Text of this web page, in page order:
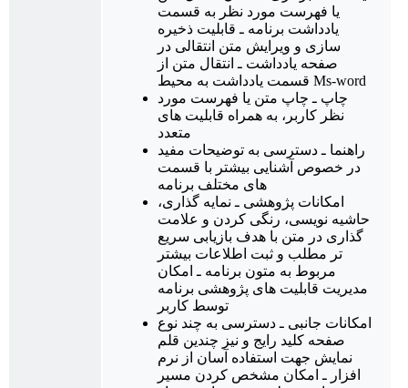
یا فهرست مورد نظر به قسمت
یادداشت برنامه ـ قابلیت ذخیره
‌سازی و ویرایش متن انتقالی در
صفحه یادداشت ـ انتقال متن از
قسمت یادداشت به محیط Ms-word
چاپ ـ چاپ متن یا فهرست مورد
نظر کاربر، به همراه قابلیت های
متعدد
راهنما ـ دسترسی به توضیحات مفید
در خصوص آشنایی بیشتر با قسمت
های مختلف برنامه
امكانات پژوهشی ـ نمایه‌ گذاری،
حاشیه نویسی، رنگی كردن و علامت
گذاری در متن با هدف بازیابی سریع
تر مطلب و ثبت اطلاعات بیشتر
مربوط به متون برنامه ـ امکان
مدیریت قابلیت های پژوهشی برنامه
توسط کاربر
امكانات جانبی ـ دسترسی به چند نوع
صفحه‌ كلید رایج و نیز چندین قلم
نمایش جهت استفاده آسان از نرم
افزار ـ امكان مشخص كردن مسیر